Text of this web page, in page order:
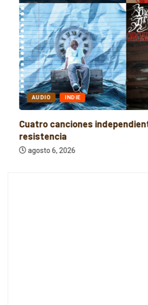
AUDIO INDIE
Cuatro canciones
resistencia
agosto 6, 2026